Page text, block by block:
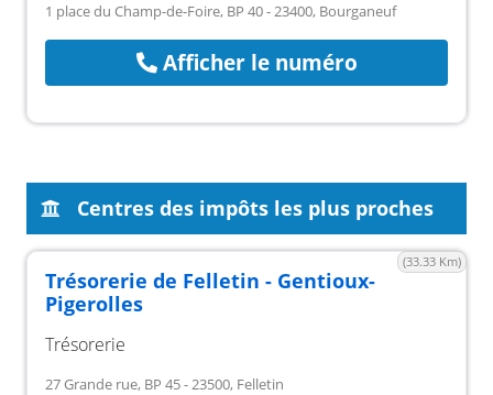
1 place du Champ-de-Foire, BP 40 - 23400, Bourganeuf
Afficher le numéro
Centres des impôts les plus proches
(33.33 Km)
Trésorerie de Felletin - Gentioux-
Pigerolles
Trésorerie
27 Grande rue, BP 45 - 23500, Felletin